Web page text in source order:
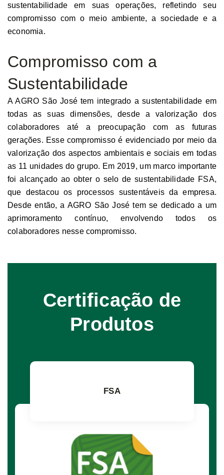
sustentabilidade em suas operações, refletindo seu
compromisso com o meio ambiente, a sociedade e a
economia.
Compromisso com a
Sustentabilidade
A AGRO São José tem integrado a sustentabilidade em
todas as suas dimensões, desde a valorização dos
colaboradores até a preocupação com as futuras
gerações. Esse compromisso é evidenciado por meio da
valorização dos aspectos ambientais e sociais em todas
as 11 unidades do grupo. Em 2019, um marco importante
foi alcançado ao obter o selo de sustentabilidade FSA,
que destacou os processos sustentáveis da empresa.
Desde então, a AGRO São José tem se dedicado a um
aprimoramento contínuo, envolvendo todos os
colaboradores nesse compromisso.
Certificação de
Produtos
FSA